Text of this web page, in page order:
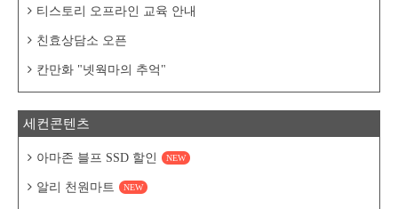
티스토리 오프라인 교육 안내
친효상담소 오픈
칸만화 "넷웍마의 추억"
세컨콘텐츠
아마존 블프 SSD 할인 NEW
알리 천원마트 NEW